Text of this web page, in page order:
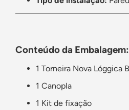
Conteúdo da Embalagem:
1 Torneira Nova Lóggica
1 Canopla
1 Kit de fixação